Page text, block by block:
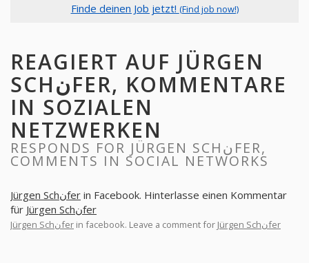
Finde deinen Job jetzt! (Find job now!)
REAGIERT AUF JÜRGEN
SCHنFER, KOMMENTARE
IN SOZIALEN
NETZWERKEN
RESPONDS FOR JÜRGEN SCHنFER,
COMMENTS IN SOCIAL NETWORKS
Jürgen Schنfer in Facebook. Hinterlasse einen Kommentar
für
Jürgen Schنfer
Jürgen Schنfer in facebook. Leave a comment for Jürgen Schنfer